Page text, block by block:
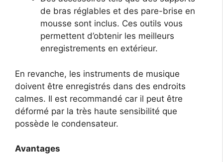
de bras réglables et des pare-brise en
mousse sont inclus. Ces outils vous
permettent d’obtenir les meilleurs
enregistrements en extérieur.
En revanche, les instruments de musique
doivent être enregistrés dans des endroits
calmes. Il est recommandé car il peut être
déformé par la très haute sensibilité que
possède le condensateur.
Avantages